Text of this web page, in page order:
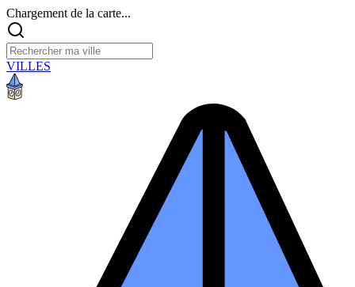
Chargement de la carte...
VILLES